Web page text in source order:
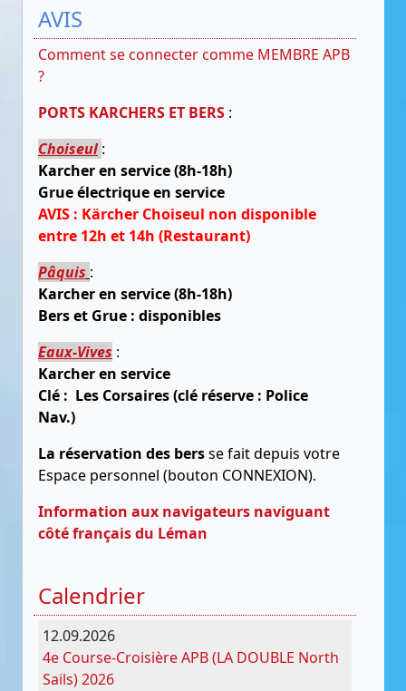
AVIS
Comment se connecter comme MEMBRE APB
?
PORTS KARCHERS ET BERS :
Choiseul :
Karcher en service (8h-18h)
Grue électrique en service
AVIS : Kärcher Choiseul non disponible
entre 12h et 14h (Restaurant)
Pâquis :
Karcher en service (8h-18h)
Bers et Grue : disponibles
Eaux-Vives :
Karcher en service
Clé : Les Corsaires (clé réserve : Police
Nav.)
La réservation des bersse fait depuis votre
Espace personnel (bouton CONNEXION).
Information aux navigateurs naviguant
côté français du Léman
Calendrier
12.09.2026
4e Course-Croisière APB (LA DOUBLE North
Sails) 2026